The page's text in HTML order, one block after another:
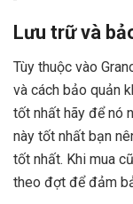
Lưu trữ và
Tùy thuộc vào
và cách bảo quản
tốt nhất hãy để nó
này tốt nhất bạn
tốt nhất. Khi mua
theo đợt để đảm